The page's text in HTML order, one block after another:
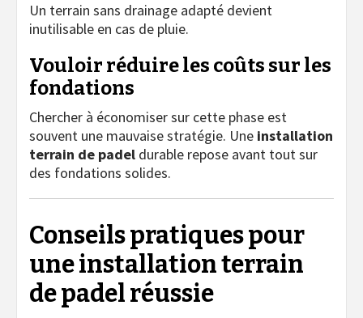
Un terrain sans drainage adapté devient
inutilisable en cas de pluie.
Vouloir réduire les coûts sur les
fondations
Chercher à économiser sur cette phase est
souvent une mauvaise stratégie. Une installation
terrain de padel durable repose avant tout sur
des fondations solides.
Conseils pratiques pour
une installation terrain
de padel réussie